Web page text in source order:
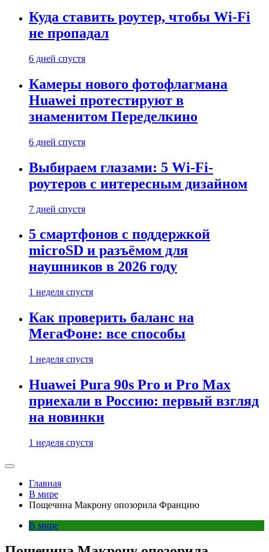
Куда ставить роутер, чтобы Wi-Fi
не пропадал
6 дней спустя
Камеры нового фотофлагмана
Huawei протестируют в
знаменитом Переделкино
6 дней спустя
Выбираем глазами: 5 Wi-Fi-
роутеров с интересным дизайном
7 дней спустя
5 смартфонов с поддержкой
microSD и разъёмом для
наушников в 2026 году
1 неделя спустя
Как проверить баланс на
МегаФоне: все способы
1 неделя спустя
Huawei Pura 90s Pro и Pro Max
приехали в Россию: первый взгляд
на новинки
1 неделя спустя
Главная
В мире
Пощечина Макрону опозорила Францию
В мире